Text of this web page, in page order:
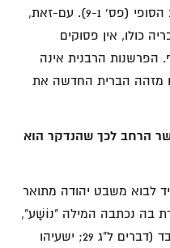
משיח בן יוסף, שעתיד למות בקרב הסופי (פס' 9-1). עם-זאת,
כולו, אין פסוקים
הפרשנות הרבנית אינה
מזהה הברית החדשה את
הרחב לכך שהנדקר הוא
שעתיד לבוא משבט יהודה מתואר
בה נכתבה המילה "נוֹשָׁע",
מופיעה בתנ"ך פעמיים נוספות בלבד (דברים ל"ג 29; ישעיהו